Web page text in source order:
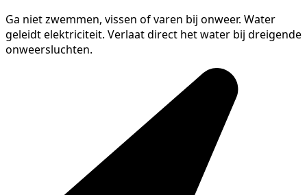
Ga niet zwemmen, vissen of varen bij onweer. Water
geleidt elektriciteit. Verlaat direct het water bij dreigende
onweersluchten.